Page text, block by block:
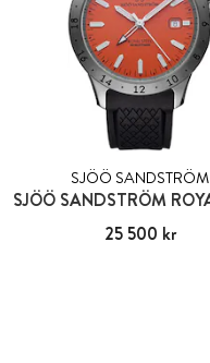
SJÖÖ SANDSTRÖM
Pris:25 500 kr
25 500 kr